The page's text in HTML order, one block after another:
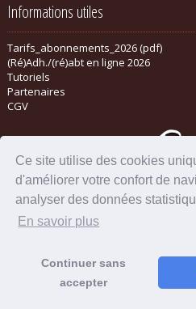
Ce site utilise des cookies
d'améliorer votre confort de
analyser des données
En savoir plus
Continuer sans
accepter
Informations utiles
Tarifs_abonnements_2026 (pdf)
(Ré)Adh./(ré)abt en ligne 2026
Tutoriels
Partenaires
CGV
Mentions légales
Powered by aiw-pro